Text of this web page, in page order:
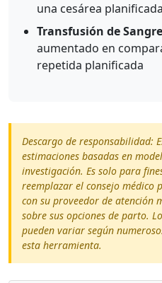
una cesárea planificada
Transfusión de
aumentado en
repetida planificada
Descargo de responsabilidad:
estimaciones basadas en
investigación. Es solo para
reemplazar el consejo médico
con su proveedor de atención
sobre sus opciones de parto.
pueden variar según
esta herramienta.